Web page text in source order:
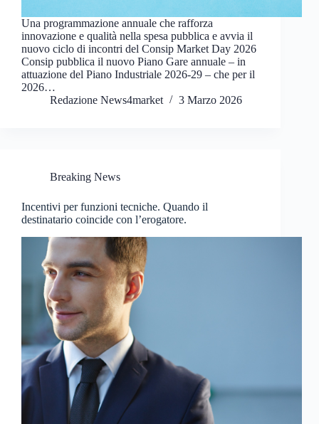
Una programmazione annuale che rafforza
innovazione e qualità nella spesa pubblica e avvia il
nuovo ciclo di incontri del Consip Market Day 2026
Consip pubblica il nuovo Piano Gare annuale – in
attuazione del Piano Industriale 2026-29 – che per il
2026…
Redazione News4market
3 Marzo 2026
Breaking News
Incentivi per funzioni tecniche. Quando il
destinatario coincide con l’erogatore.